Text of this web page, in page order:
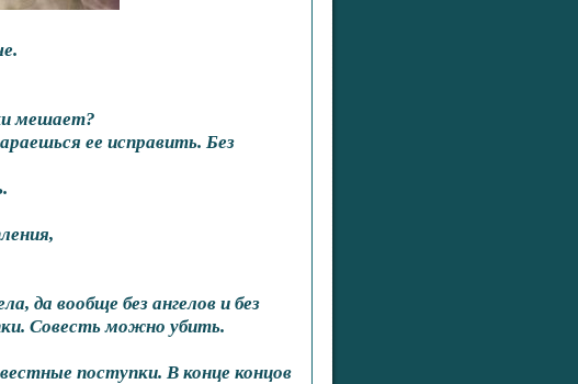
мешает?
ее исправить. Без
да вообще без ангелов и без
Совесть можно убить.
поступки. В конце концов